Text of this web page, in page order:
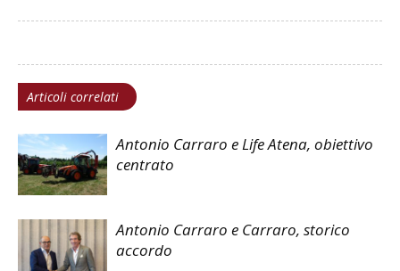
Articoli correlati
Antonio Carraro e Life Atena, obiettivo
centrato
Antonio Carraro e Carraro, storico
accordo